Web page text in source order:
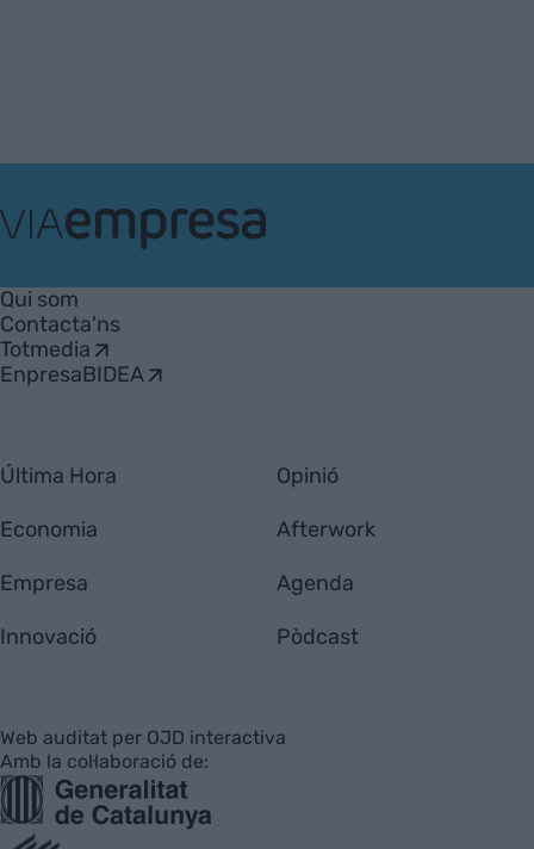
Empresa
Qui som
Contacta'ns
Totmedia
EnpresaBIDEA
Última Hora
Economia
Empresa
Innovació
Opinió
Afterwork
Agenda
Pòdcast
Web auditat per OJD interactiva
Amb la col·laboració de: